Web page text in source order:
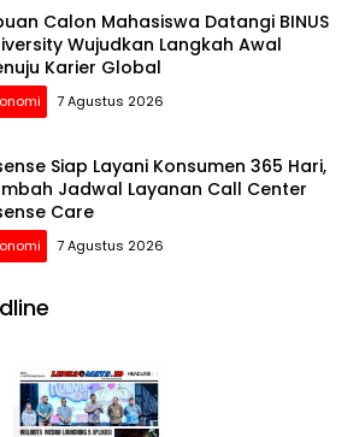
Calon Mahasiswa Datangi BINUS
Wujudkan Langkah Awal
Karier Global
7 Agustus 2026
Siap Layani Konsumen 365 Hari,
Jadwal Layanan Call Center
Care
7 Agustus 2026